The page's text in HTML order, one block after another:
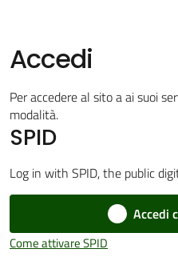
Servizi
Vivere
Galliera
Amministrazione
Accedi
Per accedere al sito a ai suoi
modalità.
SPID
Log in with SPID, the public
Accedi
Come attivare SPID